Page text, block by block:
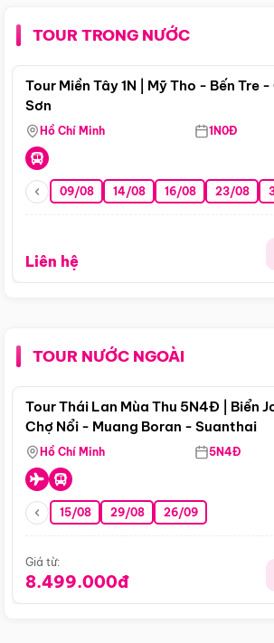
TOUR TRONG NƯỚC
Tour Miền Tây 1N | Mỹ Tho - Bến Tre
Sơn
Hồ Chí Minh 1N0Đ
09/08 14/08 16/08 23/08
Liên hệ
TOUR NƯỚC NGOÀI
Tour Thái Lan Mùa Thu 5N4Đ | Biển
Chợ Nổi - Muang Boran - Suanthai
Hồ Chí Minh 5N4Đ
15/08 29/08 26/09
Giá từ:
8.499.000đ